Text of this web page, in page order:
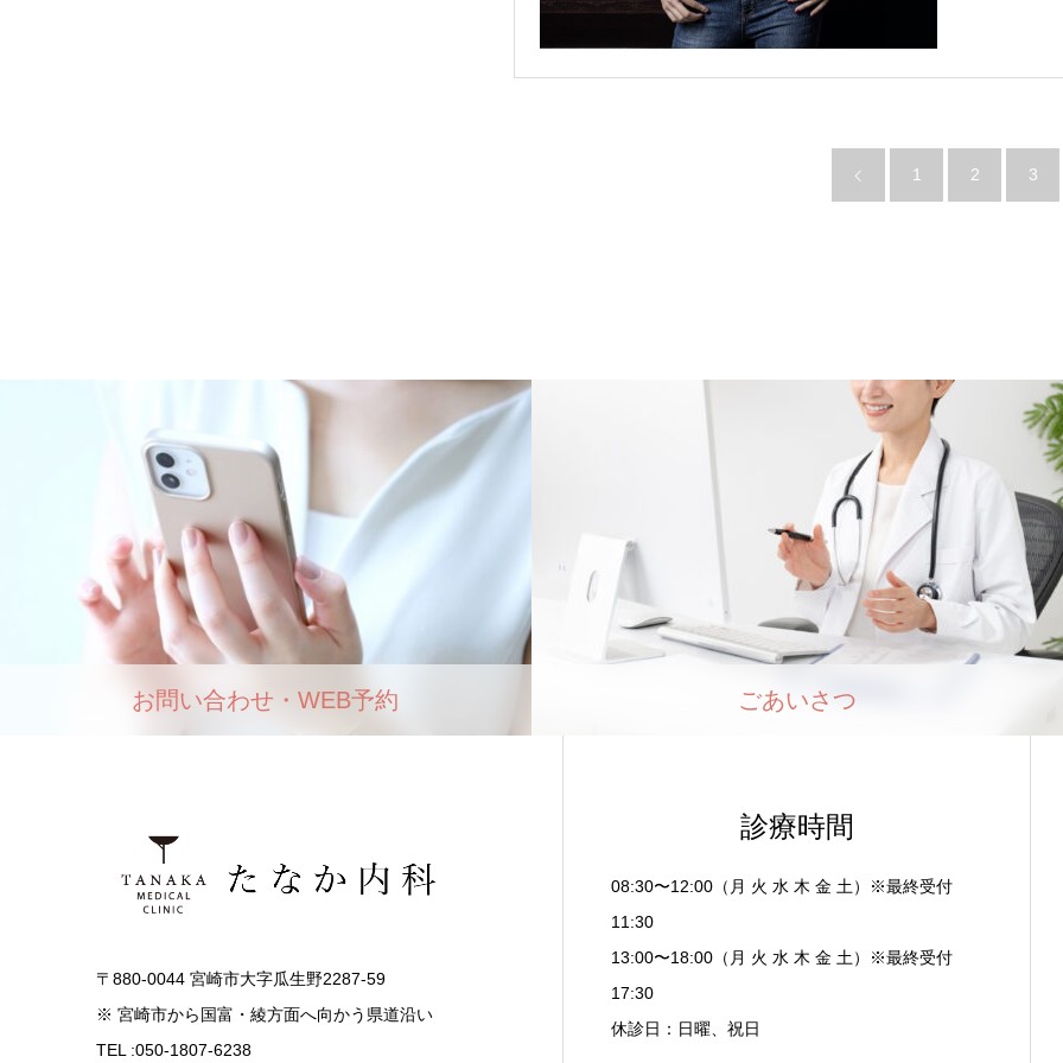
1 2 3
お問い合わせ・WEB予約 ごあいさつ
〒880-0044 宮崎市大字瓜生野2287-59
※ 宮崎市から国富・綾方面へ向かう県道沿い
TEL :050-1807-6238
診療時間
08:30〜12:00（月 火 水 木 金 土）※最終受付
11:30
13:00〜18:00（月 火 水 木 金 土）※最終受付
17:30
休診日：日曜、祝日